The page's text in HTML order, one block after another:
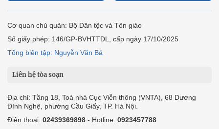
Cơ quan chủ quản: Bộ Dân tộc và Tôn giáo
Số giấy phép: 146/GP-BVHTTDL, cấp ngày 17/10/2025
Tổng biên tập: Nguyễn Văn Bá
Liên hệ tòa soạn
Địa chỉ: Tầng 18, Toà nhà Cục Viễn thông (VNTA), 68 Dương
Đình Nghệ, phường Cầu Giấy, TP. Hà Nội.
Điện thoại: 02439369898 - Hotline: 0923457788